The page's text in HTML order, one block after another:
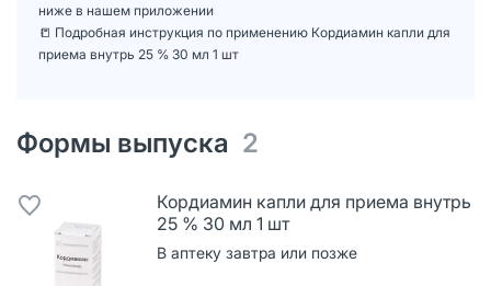
ниже в нашем приложении
📒 Подробная инструкция по применению Кордиамин капли для
приема внутрь 25 % 30 мл 1 шт
Формы выпуска 2
Кордиамин капли для приема внутрь
25 % 30 мл 1 шт
В аптеку завтра или позже